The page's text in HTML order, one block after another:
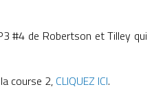
#4 de Robertson et Tilley qui
course 2, CLIQUEZ ICI.